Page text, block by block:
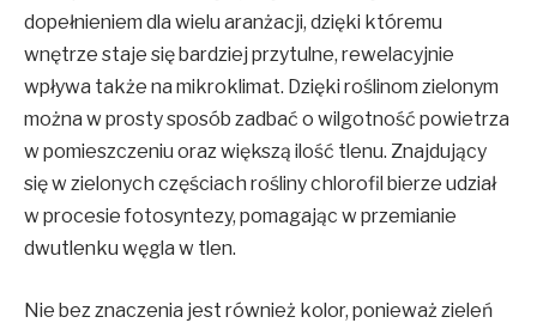
dopełnieniem dla wielu aranżacji, dzięki któremu
wnętrze staje się bardziej przytulne, rewelacyjnie
wpływa także na mikroklimat. Dzięki roślinom zielonym
można w prosty sposób zadbać o wilgotność powietrza
w pomieszczeniu oraz większą ilość tlenu. Znajdujący
się w zielonych częściach rośliny chlorofil bierze udział
w procesie fotosyntezy, pomagając w przemianie
dwutlenku węgla w tlen.
Nie bez znaczenia jest również kolor, ponieważ zieleń